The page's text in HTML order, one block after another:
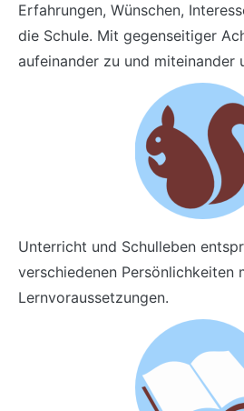
Erfahrungen, Wünschen,
die Schule. Mit gegenseitiger
aufeinander zu und miteinander
Unterricht und Schulleben
verschiedenen Persönlichkeiten
Lernvoraussetzungen.